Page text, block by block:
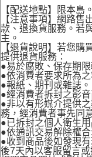
【配送地點】限本島。
【注意事項】網路售
款、退換貨服務。若
主。
【退貨說明】若您購
提供退貨服務：
●易於腐敗、保存期
●依消費者要求所為之
●報紙、期刊或雜誌。
●經消費者拆封之影
●非以有形媒介提供
務，經消費者事先同
●已拆封之個人衛生用
●依通訊交易解除權
●收到商品後如發現
後7天內以客服留言